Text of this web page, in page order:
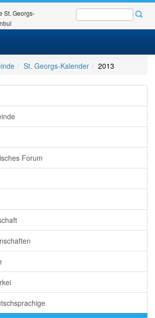
St. Georgs-
St. Georgs-Kalender 2013
Forum